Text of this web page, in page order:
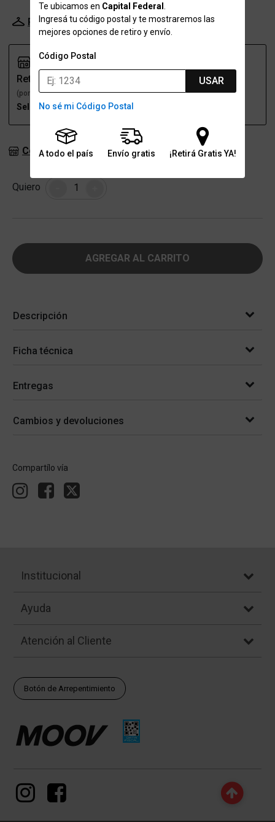
Te ubicamos en Capital Federal
Ingresá tu código postal y te mostraremos las
mejores opciones de retiro y envío.
Código Postal
USAR
No sé mi Código Postal
A todo el país Envío gratis ¡Retirá Gratis YA!
Probador Virtual Tabla de talles
Retiro
(por una sucursal)
Seleccioná talle
(a domicilio)
Consultar stock en sucursales
Quiero Cantidad
AGREGAR AL CARRITO
Descripción
Ficha técnica
Entregas
Cambios y devoluciones
Compartílo vía
Institucional
Ayuda
Atención al Cliente
Botón de Arrepentimiento